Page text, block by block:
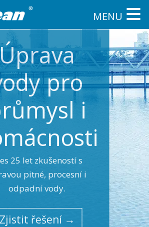
MENU
pro
i
25 let zkušeností s
pitné, procesní i
odpadní vody.
Zjistit řešení →